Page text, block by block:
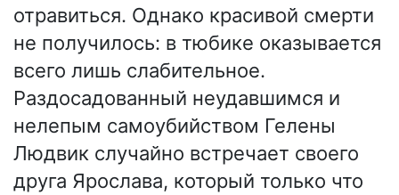
отравиться. Однако красивой смерти
не получилось: в тюбике оказывается
всего лишь слабительное.
Раздосадованный неудавшимся и
нелепым самоубийством Гелены
Людвик случайно встречает своего
друга Ярослава, который только что